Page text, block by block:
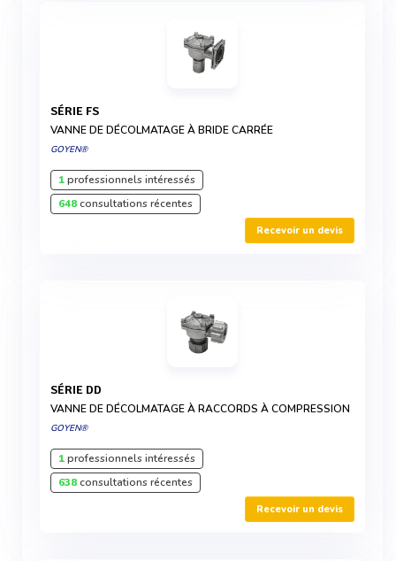
SÉRIE FS
VANNE DE DÉCOLMATAGE À BRIDE CARRÉE
GOYEN®
1professionnels intéressés
648consultations récentes
Recevoir un devis
SÉRIE DD
VANNE DE DÉCOLMATAGE À RACCORDS À COMPRESSION
GOYEN®
1professionnels intéressés
638consultations récentes
Recevoir un devis